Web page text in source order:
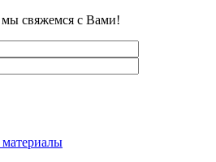
свяжемся с Вами!